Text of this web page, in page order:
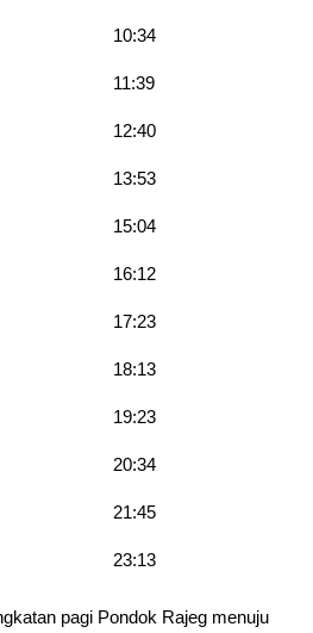
10:34
11:39
12:40
13:53
15:04
16:12
17:23
18:13
19:23
20:34
21:45
23:13
pagi Pondok Rajeg menuju